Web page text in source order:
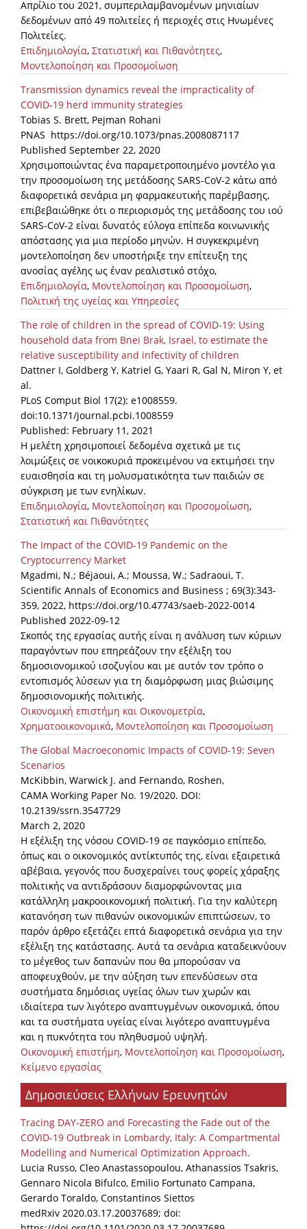
Απρίλιο του 2021, συμπεριλαμβανομένων μηνιαίων
δεδομένων από 49 πολιτείες ή περιοχές στις Ηνωμένες
Πολιτείες.
Επιδημιολογία, Στατιστική και Πιθανότητες,
Μοντελοποίηση και Προσομοίωση
Transmission dynamics reveal the impracticality of
COVID-19 herd immunity strategies
Tobias S. Brett, Pejman Rohani
PNAS https://doi.org/10.1073/pnas.2008087117
Published September 22, 2020
Χρησιμοποιώντας ένα παραμετροποιημένο μοντέλο για
την προσομοίωση της μετάδοσης SARS-CoV-2 κάτω από
διαφορετικά σενάρια μη φαρμακευτικής παρέμβασης,
επιβεβαιώθηκε ότι ο περιορισμός της μετάδοσης του ιού
SARS-CoV-2 είναι δυνατός εύλογα επίπεδα κοινωνικής
απόστασης για μια περίοδο μηνών. Η συγκεκριμένη
μοντελοποίηση δεν υποστήριξε την επίτευξη της
ανοσίας αγέλης ως έναν ρεαλιστικό στόχο,
Επιδημιολογία, Μοντελοποίηση και Προσομοίωση,
Πολιτική της υγείας και Υπηρεσίες
The role of children in the spread of COVID-19: Using
household data from Bnei Brak, Israel, to estimate the
relative susceptibility and infectivity of children
Dattner I, Goldberg Y, Katriel G, Yaari R, Gal N, Miron Y, et
al.
PLoS Comput Biol 17(2): e1008559.
doi:10.1371/journal.pcbi.1008559
Published: February 11, 2021
Η μελέτη χρησιμοποιεί δεδομένα σχετικά με τις
λοιμώξεις σε νοικοκυριά προκειμένου να εκτιμήσει την
ευαισθησία και τη μολυσματικότητα των παιδιών σε
σύγκριση με των ενηλίκων.
Επιδημιολογία, Μοντελοποίηση και Προσομοίωση,
Στατιστική και Πιθανότητες
The Impact of the COVID-19 Pandemic on the
Cryptocurrency Market
Mgadmi, N.; Béjaoui, A.; Moussa, W.; Sadraoui, T.
Scientific Annals of Economics and Business ; 69(3):343-
359, 2022, https://doi.org/10.47743/saeb-2022-0014
Published 2022-09-12
Σκοπός της εργασίας αυτής είναι η ανάλυση των κύριων
παραγόντων που επηρεάζουν την εξέλιξη του
δημοσιονομικού ισοζυγίου και με αυτόν τον τρόπο ο
εντοπισμός λύσεων για τη διαμόρφωση μιας βιώσιμης
δημοσιονομικής πολιτικής.
Οικονομική επιστήμη και Οικονομετρία,
Χρηματοοικονομικά, Μοντελοποίηση και Προσομοίωση
The Global Macroeconomic Impacts of COVID-19: Seven
Scenarios
McKibbin, Warwick J. and Fernando, Roshen,
CAMA Working Paper No. 19/2020. DOI:
10.2139/ssrn.3547729
March 2, 2020
Η εξέλιξη της νόσου COVID-19 σε παγκόσμιο επίπεδο,
όπως και ο οικονομικός αντίκτυπός της, είναι εξαιρετικά
αβέβαια, γεγονός που δυσχεραίνει τους φορείς χάραξης
πολιτικής να αντιδράσουν διαμορφώνοντας μια
κατάλληλη μακροοικονομική πολιτική. Για την καλύτερη
κατανόηση των πιθανών οικονομικών επιπτώσεων, το
παρόν άρθρο εξετάζει επτά διαφορετικά σενάρια για την
εξέλιξη της κατάστασης. Αυτά τα σενάρια καταδεικνύουν
το μέγεθος των δαπανών που θα μπορούσαν να
αποφευχθούν, με την αύξηση των επενδύσεων στα
συστήματα δημόσιας υγείας όλων των χωρών και
ιδιαίτερα των λιγότερο αναπτυγμένων οικονομικά, όπου
και τα συστήματα υγείας είναι λιγότερο αναπτυγμένα
και η πυκνότητα του πληθυσμού υψηλή.
Οικονομική επιστήμη, Μοντελοποίηση και Προσομοίωση,
Κείμενο εργασίας
Δημοσιεύσεις Ελλήνων Ερευνητών
Tracing DAY-ZERO and Forecasting the Fade out of the
COVID-19 Outbreak in Lombardy, Italy: A Compartmental
Modelling and Numerical Optimization Approach.
Lucia Russo, Cleo Anastassopoulou, Athanassios Tsakris,
Gennaro Nicola Bifulco, Emilio Fortunato Campana,
Gerardo Toraldo, Constantinos Siettos
medRxiv 2020.03.17.20037689; doi: